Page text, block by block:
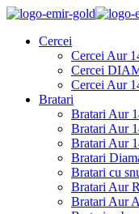
Cercei
Cercei Aur
Cercei
Cercei Aur
Bratari
Bratari Aur
Bratari Aur
Bratari Aur
Bratari
Bratari cu
Bratari Aur
Bratari Aur